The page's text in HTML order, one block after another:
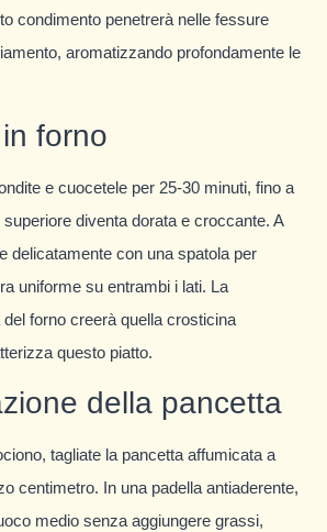
condimento penetrerà nelle fessure
aromatizzando profondamente le
forno
e cuocetele per 25-30 minuti, fino a
diventa dorata e croccante. A
delicatamente con una spatola per
uniforme su entrambi i lati. La
forno creerà quella crosticina
questo piatto.
della pancetta
tagliate la pancetta affumicata a
centimetro. In una padella antiaderente,
medio senza aggiungere grassi,